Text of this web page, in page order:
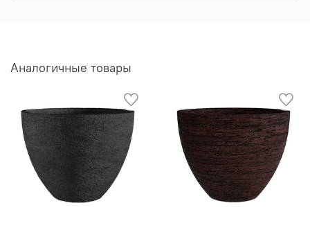
Аналогичные товары